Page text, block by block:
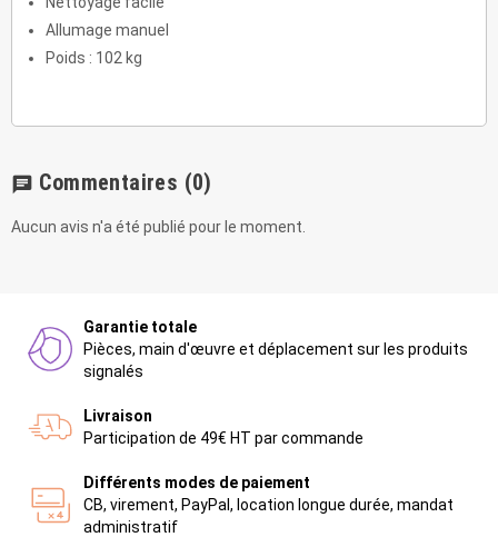
Allumage manuel
Poids : 102 kg
chat Commentaires (0)
Aucun avis n'a été publié pour le moment.
Garantie totale
Pièces, main d'œuvre et déplacement sur les produits
signalés
Livraison
Participation de 49€ HT par commande
Différents modes de paiement
CB, virement, PayPal, location longue durée, mandat
administratif